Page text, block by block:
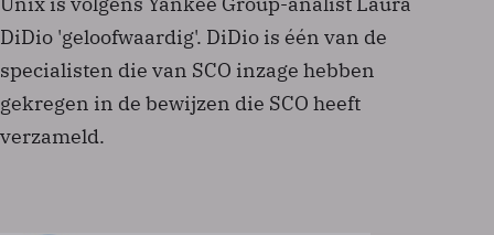
DiDio 'geloofwaardig'. DiDio is één van de
specialisten die van SCO inzage hebben
gekregen in de bewijzen die SCO heeft
verzameld.